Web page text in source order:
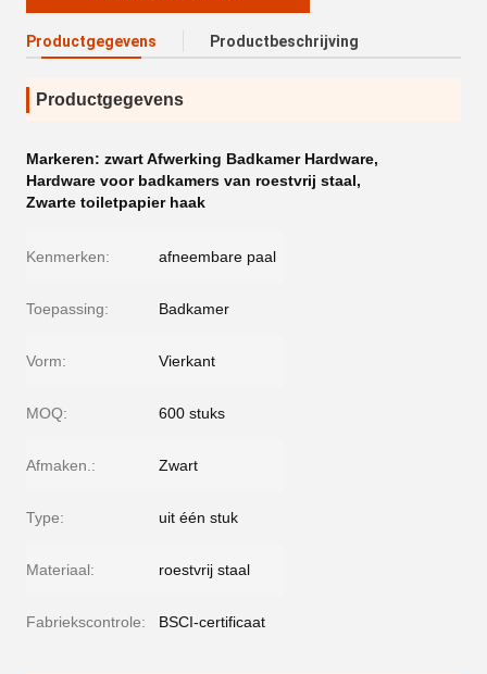
Productgegevens Productbeschrijving
Productgegevens
Markeren: zwart Afwerking Badkamer Hardware,
Hardware voor badkamers van roestvrij staal,
Zwarte toiletpapier haak
Kenmerken: afneembare paal
Toepassing: Badkamer
Vorm: Vierkant
MOQ: 600 stuks
Afmaken.: Zwart
Type: uit één stuk
Materiaal: roestvrij staal
Fabriekscontrole: BSCI-certificaat